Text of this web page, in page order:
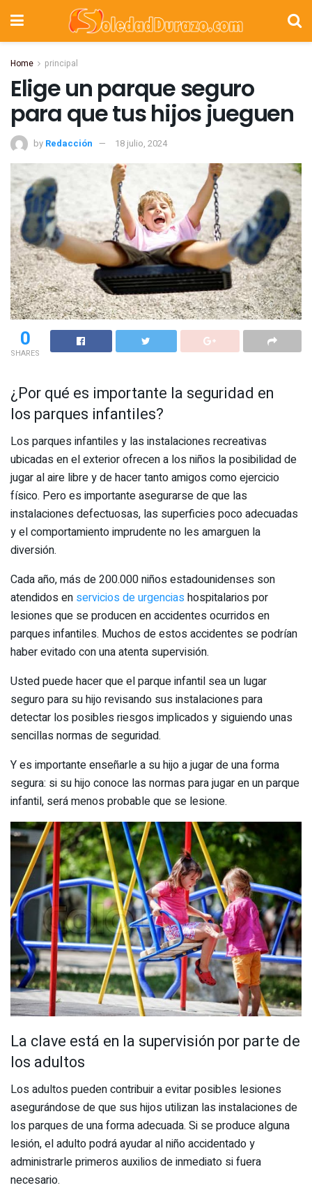
Home principal
Elige un parque seguro
para que tus hijos jueguen
by Redacción 18 julio, 2024
0
SHARES
¿Por qué es importante la seguridad en
los parques infantiles?
Los parques infantiles y las instalaciones recreativas
ubicadas en el exterior ofrecen a los niños la posibilidad de
jugar al aire libre y de hacer tanto amigos como ejercicio
físico. Pero es importante asegurarse de que las
instalaciones defectuosas, las superficies poco adecuadas
y el comportamiento imprudente no les amarguen la
diversión.
Cada año, más de 200.000 niños estadounidenses son
atendidos en servicios de urgencias hospitalarios por
lesiones que se producen en accidentes ocurridos en
parques infantiles. Muchos de estos accidentes se podrían
haber evitado con una atenta supervisión.
Usted puede hacer que el parque infantil sea un lugar
seguro para su hijo revisando sus instalaciones para
detectar los posibles riesgos implicados y siguiendo unas
sencillas normas de seguridad.
Y es importante enseñarle a su hijo a jugar de una forma
segura: si su hijo conoce las normas para jugar en un parque
infantil, será menos probable que se lesione.
La clave está en la supervisión por parte de
los adultos
Los adultos pueden contribuir a evitar posibles lesiones
asegurándose de que sus hijos utilizan las instalaciones de
los parques de una forma adecuada. Si se produce alguna
lesión, el adulto podrá ayudar al niño accidentado y
administrarle primeros auxilios de inmediato si fuera
necesario.